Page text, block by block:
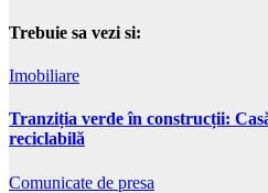
Trebuie sa vezi si:
Imobiliare
Tranziția verde în construcții:
reciclabilă
Comunicate de presa